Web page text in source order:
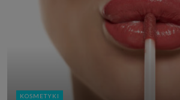
KOSMETYKI